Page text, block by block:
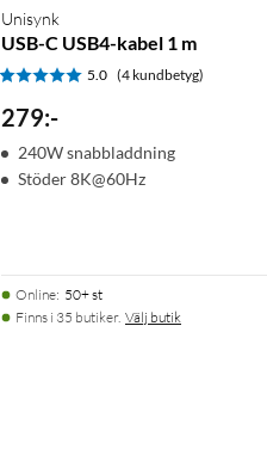
Unisynk
USB-C USB4-kabel 1 m
5.0 (4 kundbetyg)
279:-
240W snabbladdning
Stöder 8K@60Hz
Online: 50+ st
Finns i 35 butiker. Välj butik